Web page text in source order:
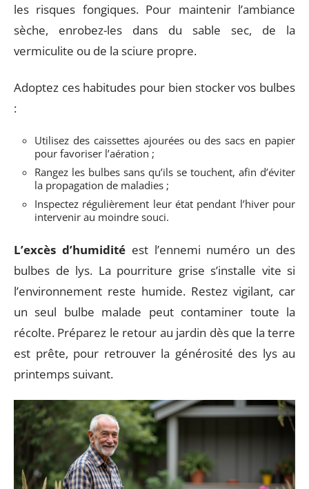
les risques fongiques. Pour maintenir l’ambiance
sèche, enrobez-les dans du sable sec, de la
vermiculite ou de la sciure propre.
Adoptez ces habitudes pour bien stocker vos bulbes
:
Utilisez des caissettes ajourées ou des sacs en papier
pour favoriser l’aération ;
Rangez les bulbes sans qu’ils se touchent, afin d’éviter
la propagation de maladies ;
Inspectez régulièrement leur état pendant l’hiver pour
intervenir au moindre souci.
L’excès d’humiditéest l’ennemi numéro un des
bulbes de lys. La pourriture grise s’installe vite si
l’environnement reste humide. Restez vigilant, car
un seul bulbe malade peut contaminer toute la
récolte. Préparez le retour au jardin dès que la terre
est prête, pour retrouver la générosité des lys au
printemps suivant.